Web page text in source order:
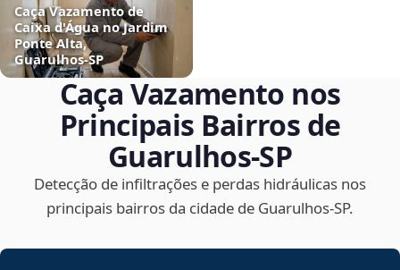
Caça Vazamento de
Caixa d'Água no Jardim
Ponte Alta,
Guarulhos‑SP
Caça Vazamento nos
Principais Bairros de
Guarulhos‑SP
Detecção de infiltrações e perdas hidráulicas nos
principais bairros da cidade de Guarulhos‑SP.